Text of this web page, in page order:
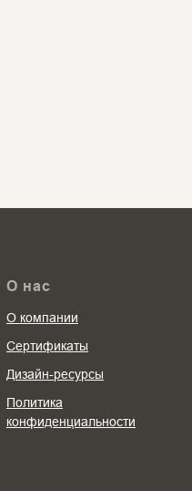
О нас
О компании
Сертификаты
Дизайн-ресурсы
Политика
конфиденциальности